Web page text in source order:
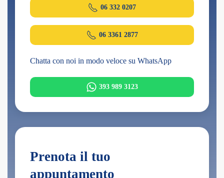
06 332 0207
06 3361 2877
Chatta con noi in modo veloce su WhatsApp
393 989 3123
Prenota il tuo
appuntamento